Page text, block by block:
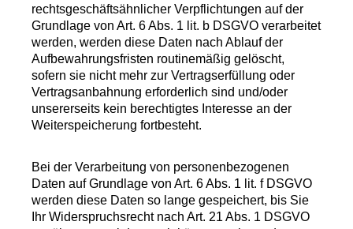
rechtsgeschäftsähnlicher Verpflichtungen auf der
Grundlage von Art. 6 Abs. 1 lit. b DSGVO verarbeitet
werden, werden diese Daten nach Ablauf der
Aufbewahrungsfristen routinemäßig gelöscht,
sofern sie nicht mehr zur Vertragserfüllung oder
Vertragsanbahnung erforderlich sind und/oder
unsererseits kein berechtigtes Interesse an der
Weiterspeicherung fortbesteht.
Bei der Verarbeitung von personenbezogenen
Daten auf Grundlage von Art. 6 Abs. 1 lit. f DSGVO
werden diese Daten so lange gespeichert, bis Sie
Ihr Widerspruchsrecht nach Art. 21 Abs. 1 DSGVO